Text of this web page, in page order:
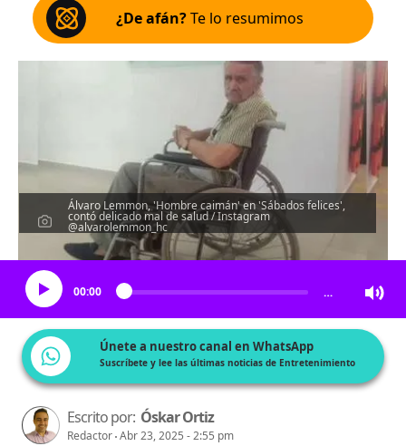
¿De afán?Te lo resumimos
Álvaro Lemmon, 'Hombre caimán' en 'Sábados felices',
contó delicado mal de salud / Instagram
@alvarolemmon_hc
Escucha el artículo
00:00 …
Únete a nuestro canal en WhatsApp
Suscríbete y lee las últimas noticias de Entretenimiento
Escrito por: Óskar Ortiz
Redactor Abr 23, 2025 - 2:55 pm